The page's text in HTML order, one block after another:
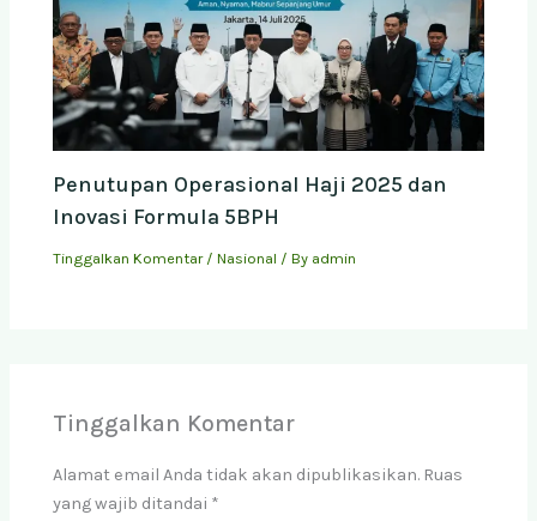
Penutupan Operasional Haji 2025 dan
Inovasi Formula 5BPH
Tinggalkan Komentar /Nasional / By admin
Tinggalkan Komentar
Alamat email Anda tidak akan dipublikasikan. Ruas
yang wajib ditandai *